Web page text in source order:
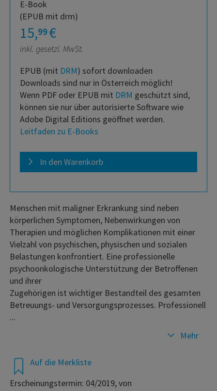
E-Book
(EPUB mit drm)
15,99€
inkl. gesetzl. MwSt.
EPUB (mit DRM) sofort downloaden
Downloads sind nur in Österreich möglich!
Wenn PDF oder EPUB mit DRM geschützt sind,
können sie nur über autorisierte Software wie
Adobe Digital Editions geöffnet werden.
Leitfaden zu E-Books
In den Warenkorb
Auf die Merkliste
Erscheinungstermin: 04/2019, von
Menschen mit maligner Erkrankung sind neben
körperlichen Symptomen, Nebenwirkungen von
Therapien und möglichen Komplikationen mit einer
Vielzahl von psychischen, physischen und sozialen
Belastungen konfrontiert. Eine professionelle
psychoonkologische Unterstützung der Betroffenen
und ihrer
Zugehörigen ist wichtiger Bestandteil des gesamten
Betreuungs- und Versorgungsprozesses. Professionell
...
Mehr